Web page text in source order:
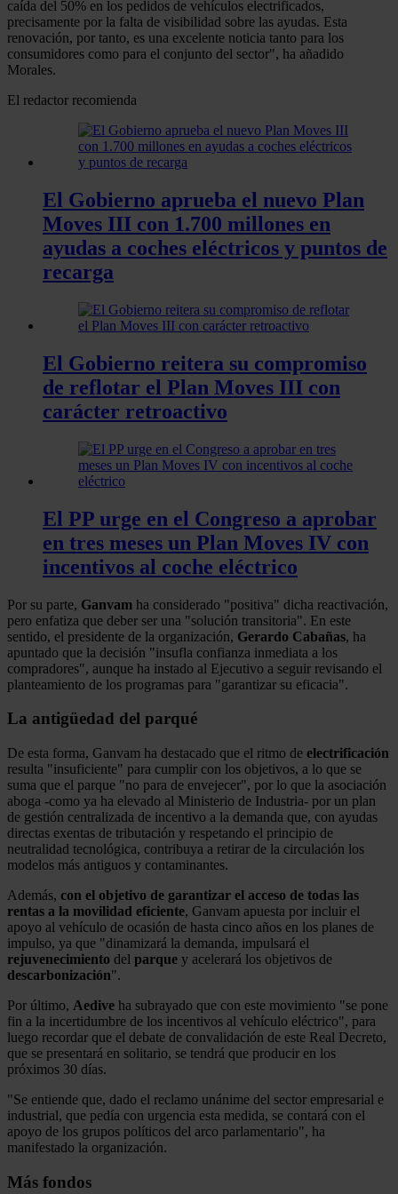
caída del 50% en los pedidos de vehículos electrificados,
precisamente por la falta de visibilidad sobre las ayudas. Esta
renovación, por tanto, es una excelente noticia tanto para los
consumidores como para el conjunto del sector", ha añadido
Morales.
El redactor recomienda
El Gobierno aprueba el nuevo Plan
Moves III con 1.700 millones en
ayudas a coches eléctricos y puntos de
recarga
El Gobierno reitera su compromiso
de reflotar el Plan Moves III con
carácter retroactivo
El PP urge en el Congreso a aprobar
en tres meses un Plan Moves IV con
incentivos al coche eléctrico
Por su parte, Ganvam ha considerado "positiva" dicha reactivación,
pero enfatiza que deber ser una "solución transitoria". En este
sentido, el presidente de la organización, Gerardo Cabañas, ha
apuntado que la decisión "insufla confianza inmediata a los
compradores", aunque ha instado al Ejecutivo a seguir revisando el
planteamiento de los programas para "garantizar su eficacia".
La antigüedad del parqué
De esta forma, Ganvam ha destacado que el ritmo de electrificación
resulta "insuficiente" para cumplir con los objetivos, a lo que se
suma que el parque "no para de envejecer", por lo que la asociación
aboga -como ya ha elevado al Ministerio de Industria- por un plan
de gestión centralizada de incentivo a la demanda que, con ayudas
directas exentas de tributación y respetando el principio de
neutralidad tecnológica, contribuya a retirar de la circulación los
modelos más antiguos y contaminantes.
Además, con el objetivo de garantizar el acceso de todas las
rentas a la movilidad eficiente, Ganvam apuesta por incluir el
apoyo al vehículo de ocasión de hasta cinco años en los planes de
impulso, ya que "dinamizará la demanda, impulsará el
rejuvenecimiento del parque y acelerará los objetivos de
descarbonización".
Por último, Aedive ha subrayado que con este movimiento "se pone
fin a la incertidumbre de los incentivos al vehículo eléctrico", para
luego recordar que el debate de convalidación de este Real Decreto,
que se presentará en solitario, se tendrá que producir en los
próximos 30 días.
"Se entiende que, dado el reclamo unánime del sector empresarial e
industrial, que pedía con urgencia esta medida, se contará con el
apoyo de los grupos políticos del arco parlamentario", ha
manifestado la organización.
Más fondos